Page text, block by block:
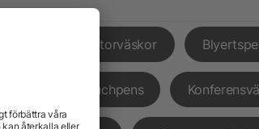
Datorväskor
Touchpens